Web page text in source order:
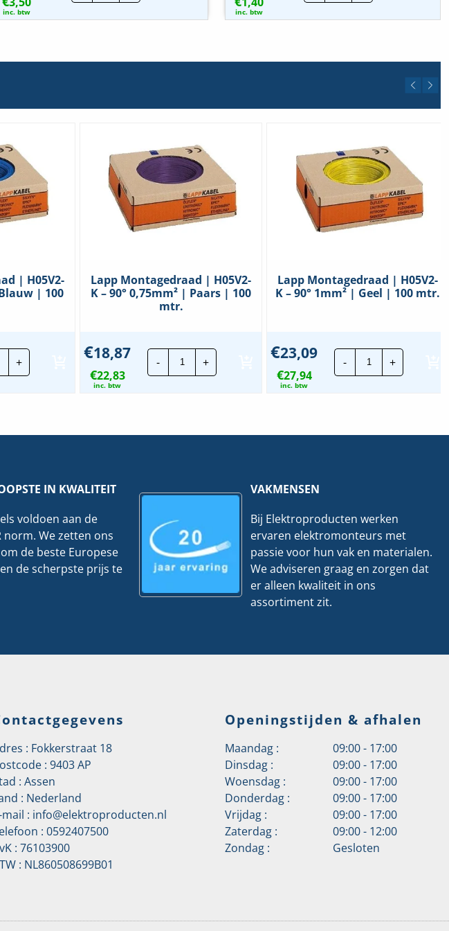
inc. btw
1mm²
inc. btw
-
| H05V2-
| 100
+
Lapp Montagedraad | H05V2-
K – 90° 0,75mm² | Paars | 100
mtr.
€18,87
€22,83
inc. btw
-
Lapp
Montagedraad
|
hoeveelheid
+
Lapp Montagedraad | H05V2-
K – 90° 1mm² | Geel | 100 mtr.
€23,09
€27,94
inc. btw
-
Lapp
Montagedraad
|
+
IN KWALITEIT
voldoen aan de
norm. We zetten ons
de beste Europese
de scherpste prijs te
VAKMENSEN
Bij Elektroproducten werken
ervaren elektromonteurs met
passie voor hun vak en materialen.
We adviseren graag en zorgen dat
er alleen kwaliteit in ons
assortiment zit.
: Fokkerstraat 18
: 9403 AP
: Assen
: Nederland
mail : info@elektroproducten.nl
: 0592407500
: 76103900
: NL860508699B01
Openingstijden & afhalen
Maandag :
09:00 - 17:00
Dinsdag :
09:00 - 17:00
Woensdag :
09:00 - 17:00
Donderdag :
09:00 - 17:00
Vrijdag :
09:00 - 17:00
Zaterdag :
09:00 - 12:00
Zondag :
Gesloten